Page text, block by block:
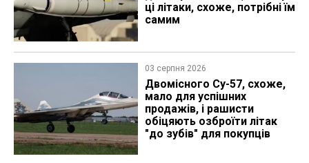
ці літаки, схоже, потрібні їм
самим
03 серпня 2026
Двомісного Су-57, схоже,
мало для успішних
продажів, і рашисти
обіцяють озброїти літак
"до зубів" для покупців